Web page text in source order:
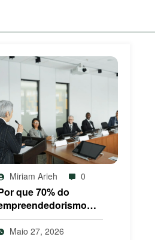
Miriam Arieh 0
que 70% do
ainda esbarra
burocracia do IEFP
Maio 27, 2026